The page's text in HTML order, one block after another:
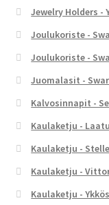
Jewelry Holders -
Joulukoriste -
Joulukoriste -
Juomalasit -
Kalvosinnapit -
Kaulaketju -
Kaulaketju - Stelle
Kaulaketju -
Kaulaketju -